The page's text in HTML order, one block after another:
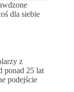
dla siebie
z
ponad 25 lat
podejście